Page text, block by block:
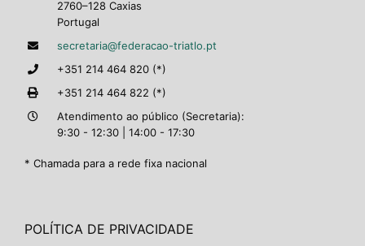
2760–128 Caxias
Portugal
secretaria@federacao-triatlo.pt
+351 214 464 820 (*)
+351 214 464 822 (*)
Atendimento ao público (Secretaria):
9:30 - 12:30 | 14:00 - 17:30
* Chamada para a rede fixa nacional
POLÍTICA DE PRIVACIDADE